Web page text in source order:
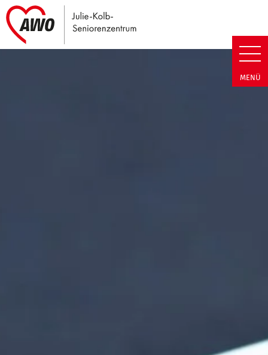
Julie-Kolb-Seniorenzentrum |
MENÜ